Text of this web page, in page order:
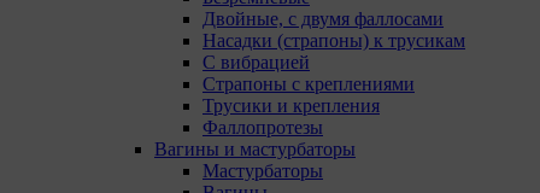
Двойные, с двумя фаллосами
Насадки (страпоны) к трусикам
С вибрацией
Страпоны с креплениями
Трусики и крепления
Фаллопротезы
Вагины и мастурбаторы
Мастурбаторы
«О защите персональных данных» (далее –«Закон»
3. Политика разъясняет субъектам персональных
данных, которые осуществляют использование веб-
сайта Общества с доменным именем «myfin.by», для
каких целей и каким образом Общество
обрабатывает файлы cookie, а также каким образом
пользователи могут контролировать процесс такой